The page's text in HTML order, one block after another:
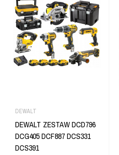
DEWALT
DEWALT ZESTAW DCD796
DCG405 DCF887 DCS331
DCS391